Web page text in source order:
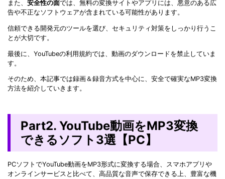
また、 安全性の面では、無料の変換サイトやアプリには、悪意のある広
告や不正なソフトウェアが含まれている可能性があります。
信頼できる開発元のツールを選び、セキュリティ対策をしっかり行うこ
とが大切です。
最後に、YouTubeの利用規約では、動画のダウンロードを禁止していま
す。
そのため、本記事では録画＆録音方式を中心に、安全で確実なMP3変換
方法を紹介していきます。
Part2. YouTube動画をMP3変換
できるソフト3選【PC】
PCソフトでYouTube動画をMP3形式に変換する場合、スマホアプリや
オンラインサービスと比べて、高品質な音声で保存できる上、豊富な機